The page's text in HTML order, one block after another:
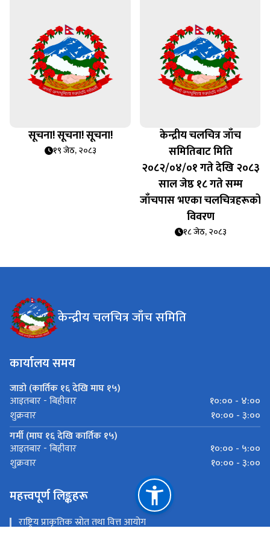
सूचना! सूचना! सूचना!
१९ जेठ, २०८३
केन्द्रीय चलचित्र जाँच
समितिबाट मिति
२०८२/०४/०१ गते देखि २०८३
साल जेष्ठ १८ गते सम्म
जाँचपास भएका चलचित्रहरूको
विवरण
१८ जेठ, २०८३
केन्द्रीय चलचित्र जाँच समिति
कार्यालय समय
जाडो (कार्तिक १६ देखि माघ १५)
आइतबार - बिहीवार
१०:०० - ४:००
शुक्रवार
१०:०० - ३:००
गर्मी (माघ १६ देखि कार्तिक १५)
आइतबार - बिहीवार
१०:०० - ५:००
शुक्रवार
१०:०० - ३:००
महत्त्वपूर्ण लिङ्कहरू
राष्ट्रिय प्राकृतिक स्रोत तथा वित्त आयोग